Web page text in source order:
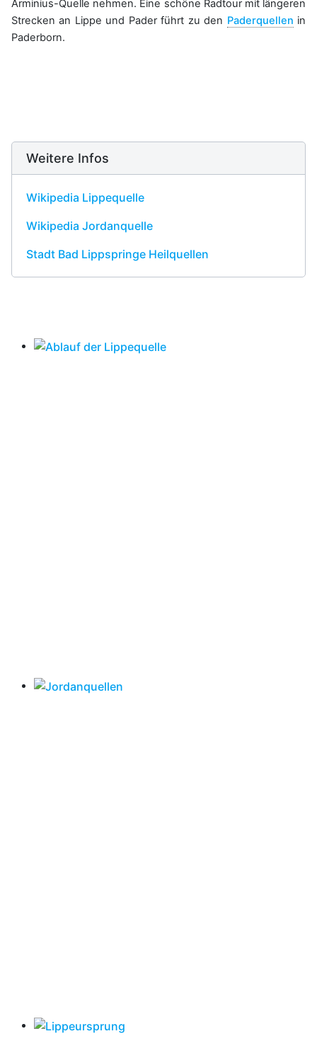
Arminius-Quelle nehmen. Eine schöne Radtour mit längeren
Strecken an Lippe und Pader führt zu den Paderquellen in
Paderborn.
Weitere Infos
Wikipedia Lippequelle
Wikipedia Jordanquelle
Stadt Bad Lippspringe Heilquellen